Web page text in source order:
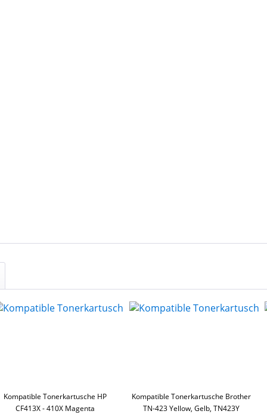
Kompatible Tonerkartusche HP
CF413X - 410X Magenta
Kompatible Tonerkartusche Brother
TN-423 Yellow, Gelb, TN423Y